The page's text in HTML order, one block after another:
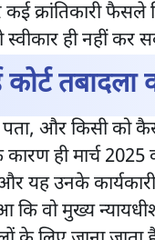
क्रांतिकारी फैसले
स्वीकार ही नहीं
तबादला
और किसी को
ही मार्च 2025
और यह उनके
कि वो मुख्य